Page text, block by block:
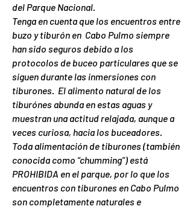
del Parque Nacional.
Tenga en cuenta que los encuentros entre
buzo y tiburón en Cabo Pulmo siempre
han sido seguros debido a los
protocolos de buceo particulares que se
siguen durante las inmersiones con
tiburones. El alimento natural de los
tiburónes abunda en estas aguas y
muestran una actitud relajada, aunque a
veces curiosa, hacia los buceadores.
Toda alimentación de tiburones (también
conocida como “chumming”) está
PROHIBIDA en el parque, por lo que los
encuentros con tiburones en Cabo Pulmo
son completamente naturales e